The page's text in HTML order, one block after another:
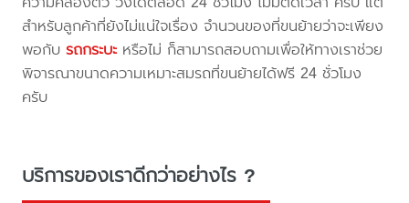
สำหรับลูกค้าที่ยังไม่แน่ใจเรื่อง จำนวนของที่ขนย้ายว่าจะเพียง
พอกับรถกระบะ หรือไม่ ก็สามารถสอบถามเพื่อให้ทางเราช่วย
พิจารณาขนาดความเหมาะสมรถที่ขนย้ายได้ฟรี 24 ชั่วโมง
ครับ
บริการของเราดีกว่าอย่างไร ?